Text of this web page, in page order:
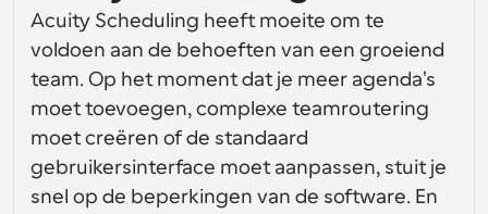
Voor Teams
Voor organisaties
Grotere teamsplanning voor meer controle en
Voor ondernemingen
Ontwikkelaar
Ontwikkelaarsdocumentatie
Documentatie voor het Cal.com-platform
API
Hulpbronnen
Lettertype: Cal Sans UI & tekst
Ons eigen variabele lettertype voor
Prijzen
Acuity Scheduling heeft moeite om te
voldoen aan de behoeften van een groeiend
team. Op het moment dat je meer agenda's
moet toevoegen, complexe teamroutering
moet creëren of de standaard
gebruikersinterface moet aanpassen, stuit je
snel op de beperkingen van de software. En